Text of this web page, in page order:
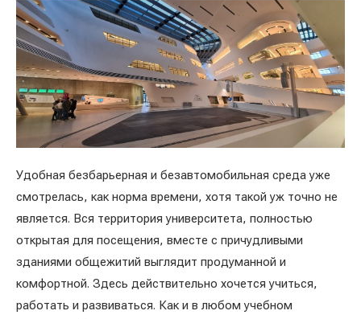
Удобная безбарьерная и безавтомобильная среда уже
смотрелась, как норма времени, хотя такой уж точно не
является. Вся территория университета, полностью
открытая для посещения, вместе с причудливыми
зданиями общежитий выглядит продуманной и
комфортной. Здесь действительно хочется учиться,
работать и развиваться. Как и в любом учебном